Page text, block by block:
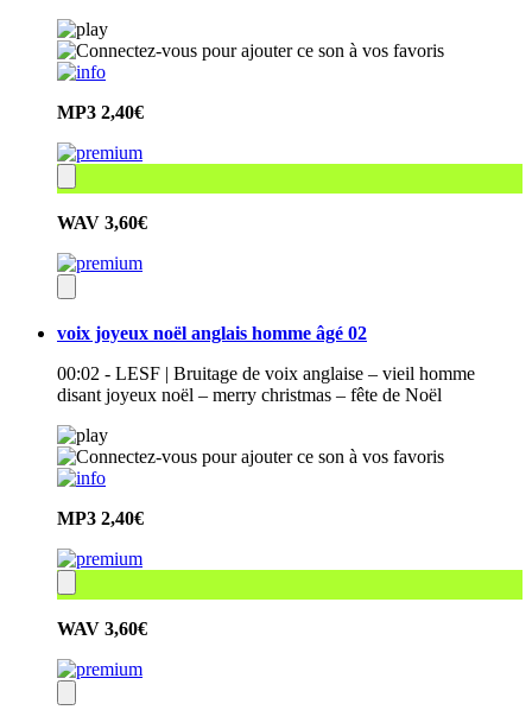
MP3 2,40€
WAV 3,60€
voix joyeux noël anglais homme âgé 02
00:02 - LESF | Bruitage de voix anglaise – vieil homme
disant joyeux noël – merry christmas – fête de Noël
MP3 2,40€
WAV 3,60€